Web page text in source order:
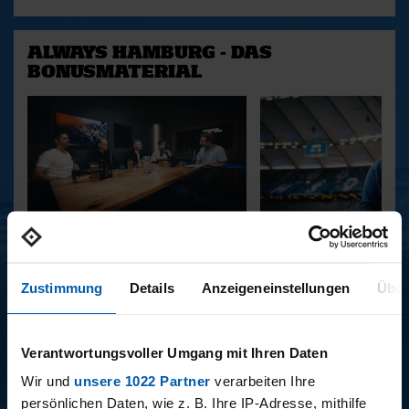
Zustimmung Details Anzeigeneinstellungen
Verantwortungsvoller Umgang mit Ihren Daten
Wir und unsere 1022 Partner verarbeiten Ihre
persönlichen Daten, wie z. B. Ihre IP-Adresse, mithilfe
ALWAYS HAMBURG - DAS
BONUSMATERIAL
15.12.2025 11.12.2025
BUNDESLIGA SAISON 2025/2026